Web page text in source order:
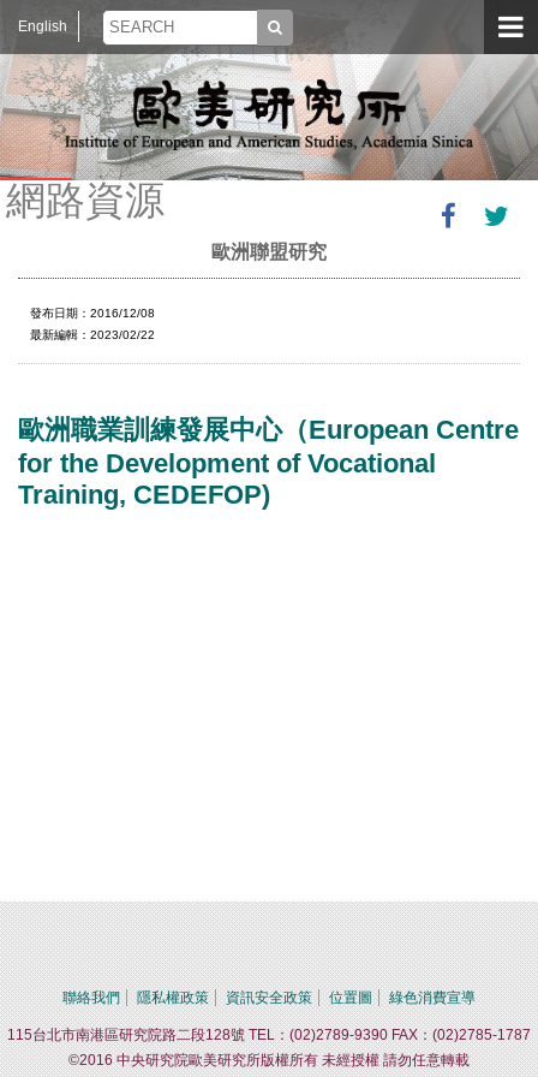
English
網路資源
歐洲聯盟研究
發布日期：2016/12/08
最新編輯：2023/02/22
歐洲職業訓練發展中心（European Centre
for the Development of Vocational
Training, CEDEFOP)
聯絡我們 隱私權政策 資訊安全政策 位置圖 綠色消費宣導
115台北市南港區研究院路二段128號 TEL：(02)2789-9390 FAX：(02)2785-1787
©2016 中央研究院歐美研究所版權所有 未經授權 請勿任意轉載